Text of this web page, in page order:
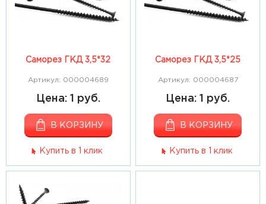
Саморез ГКД 3,5*32
Артикул: 000004689
Цена: 1 руб.
В КОРЗИНУ
Купить в 1 клик
Саморез ГКД 3,5*25
Артикул: 000004687
Цена: 1 руб.
В КОРЗИНУ
Купить в 1 клик